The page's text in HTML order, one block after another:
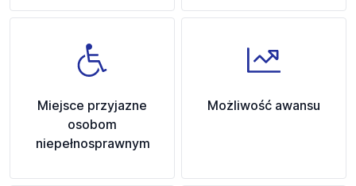
Miejsce przyjazne
osobom
niepełnosprawnym
Możliwość awansu